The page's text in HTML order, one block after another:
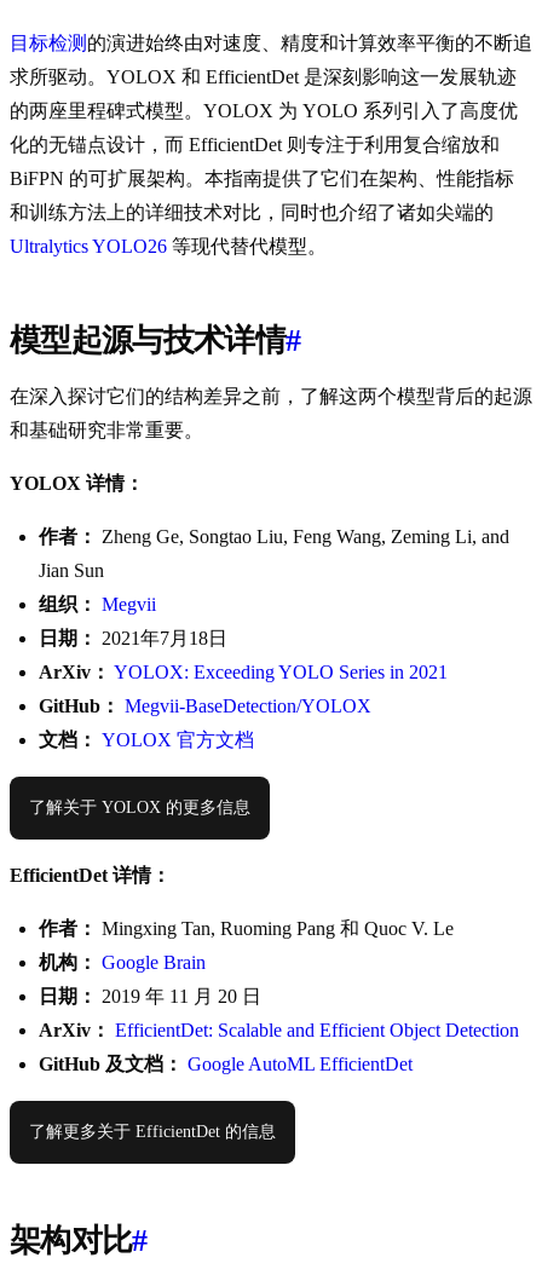
目标检测 的演进始终由对速度、精度和计算效率平衡的不断追
求所驱动。YOLOX 和 EfficientDet 是深刻影响这一发展轨迹
的两座里程碑式模型。YOLOX 为 YOLO 系列引入了高度优
化的无锚点设计，而 EfficientDet 则专注于利用复合缩放和
BiFPN 的可扩展架构。本指南提供了它们在架构、性能指标
和训练方法上的详细技术对比，同时也介绍了诸如尖端的
Ultralytics YOLO26 等现代替代模型。
模型起源与技术详情#
在深入探讨它们的结构差异之前，了解这两个模型背后的起源
和基础研究非常重要。
YOLOX 详情：
作者：
Zheng Ge, Songtao Liu, Feng Wang, Zeming Li, and
Jian Sun
组织： Megvii
日期：
2021年7月18日
ArXiv： YOLOX: Exceeding YOLO Series in 2021
GitHub： Megvii-BaseDetection/YOLOX
文档： YOLOX 官方文档
了解关于 YOLOX 的更多信息
EfficientDet 详情：
作者： Mingxing Tan, Ruoming Pang 和 Quoc V. Le
机构： Google Brain
日期：
2019 年 11 月 20 日
ArXiv： EfficientDet: Scalable and Efficient Object Detection
GitHub 及文档： Google AutoML EfficientDet
了解更多关于 EfficientDet 的信息
架构对比#